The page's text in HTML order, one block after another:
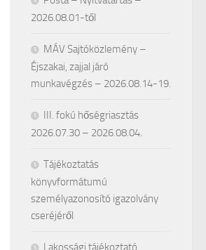
2026.08.01-től
MÁV Sajtóközlemény –
Éjszakai, zajjal járó
munkavégzés – 2026.08.14-19.
III. fokú hőségriasztás
2026.07.30 – 2026.08.04.
Tájékoztatás
könyvformátumú
személyazonosító igazolvány
cseréjéről
Lakossági tájékoztató